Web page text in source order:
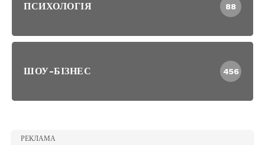
ПСИХОЛОГІЯ 88
ШОУ-БІЗНЕС 456
РЕКЛАМА